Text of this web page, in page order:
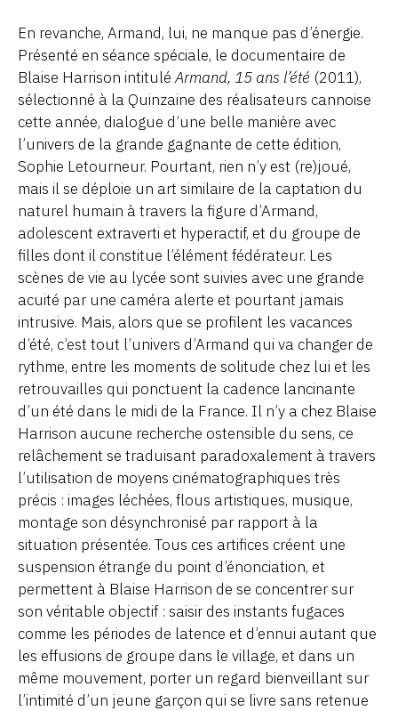
En revanche, Armand, lui, ne manque pas d’énergie.
Présenté en séance spéciale, le documentaire de
Blaise Harrison intituléArmand, 15 ans l’été (2011),
sélectionné à la Quinzaine des réalisateurs cannoise
cette année, dialogue d’une belle manière avec
l’univers de la grande gagnante de cette édition,
Sophie Letourneur. Pourtant, rien n’y est (re)joué,
mais il se déploie un art similaire de la captation du
naturel humain à travers la figure d’Armand,
adolescent extraverti et hyperactif, et du groupe de
filles dont il constitue l’élément fédérateur. Les
scènes de vie au lycée sont suivies avec une grande
acuité par une caméra alerte et pourtant jamais
intrusive. Mais, alors que se profilent les vacances
d’été, c’est tout l’univers d’Armand qui va changer de
rythme, entre les moments de solitude chez lui et les
retrouvailles qui ponctuent la cadence lancinante
d’un été dans le midi de la France. Il n’y a chez Blaise
Harrison aucune recherche ostensible du sens, ce
relâchement se traduisant paradoxalement à travers
l’utilisation de moyens cinématographiques très
précis : images léchées, flous artistiques, musique,
montage son désynchronisé par rapport à la
situation présentée. Tous ces artifices créent une
suspension étrange du point d’énonciation, et
permettent à Blaise Harrison de se concentrer sur
son véritable objectif : saisir des instants fugaces
comme les périodes de latence et d’ennui autant que
les effusions de groupe dans le village, et dans un
même mouvement, porter un regard bienveillant sur
l’intimité d’un jeune garçon qui se livre sans retenue